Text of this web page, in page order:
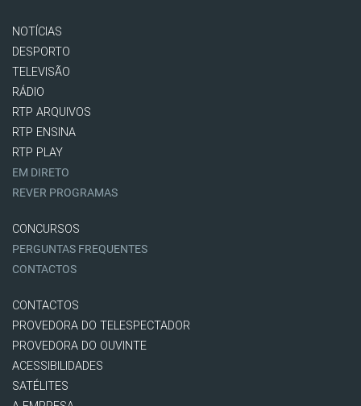
NOTÍCIAS
DESPORTO
TELEVISÃO
RÁDIO
RTP ARQUIVOS
RTP ENSINA
RTP PLAY
EM DIRETO
REVER PROGRAMAS
CONCURSOS
PERGUNTAS FREQUENTES
CONTACTOS
CONTACTOS
PROVEDORA DO TELESPECTADOR
PROVEDORA DO OUVINTE
ACESSIBILIDADES
SATÉLITES